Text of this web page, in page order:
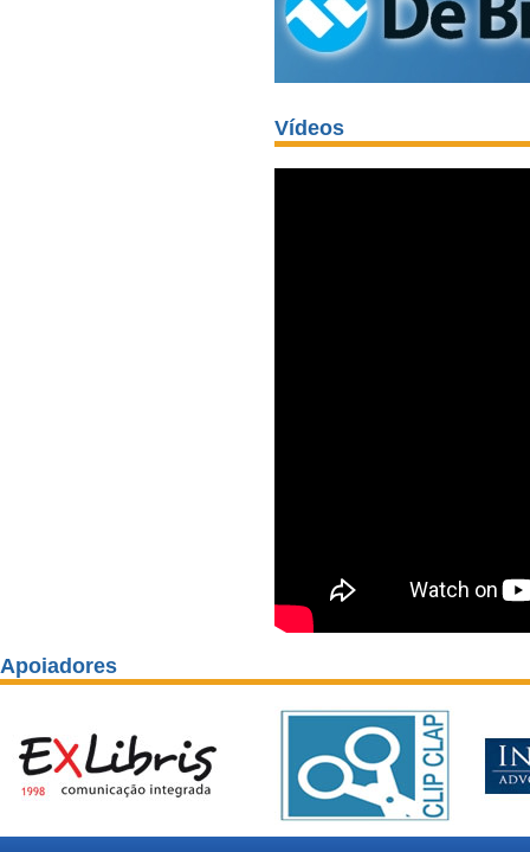
Vídeos
Apoiadores